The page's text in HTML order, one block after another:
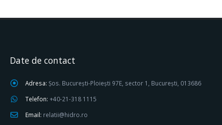
Date de contact
Adresa: Șos. București-Ploiești 97E, sector 1, București, 013686
Telefon: +40-21-318 1115
Email: relatii@hidro.ro